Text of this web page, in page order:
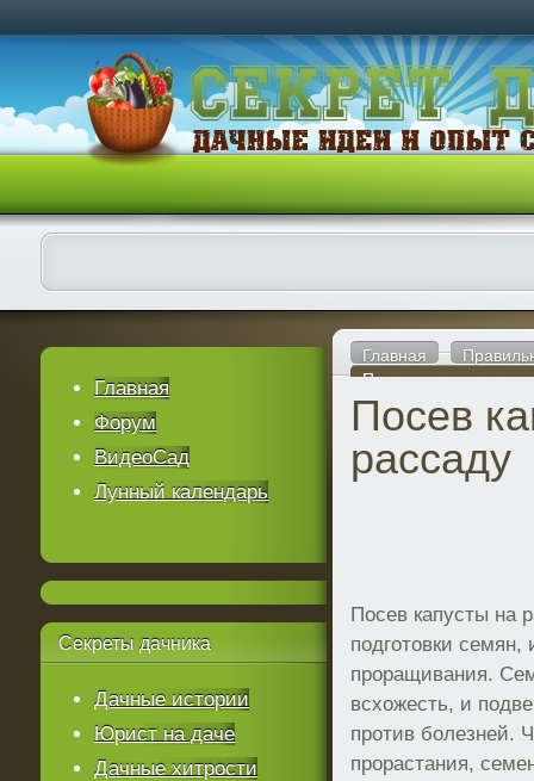
Главная
Посев капусты на
Посев
рассаду
Посев капусты на
подготовки семян,
проращивания.
всхожесть, и
против болезней.
прорастания,
Главная
Форум
ВидеоСад
Лунный календарь
Секреты дачника
Дачные истории
Юрист на даче
Дачные хитрости